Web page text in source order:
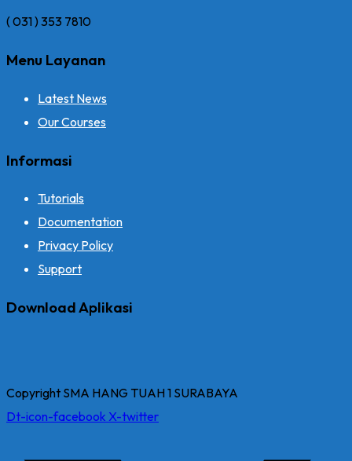
( 031 ) 353 7810
Menu Layanan
Latest News
Our Courses
Informasi
Tutorials
Documentation
Privacy Policy
Support
Download Aplikasi
Copyright SMA HANG TUAH 1 SURABAYA
Dt-icon-facebook X-twitter